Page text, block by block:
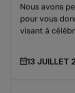
Nous avons
pour vous
visant à
13 JUILLET